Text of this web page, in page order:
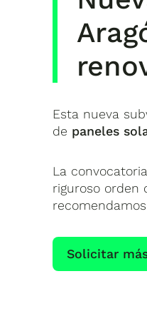
Esta nueva
de paneles
La
riguroso orden
Solicitar